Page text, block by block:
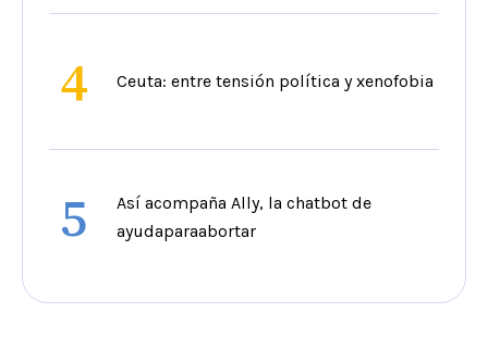
4 Ceuta: entre tensión política y xenofobia
5
Así acompaña Ally, la chatbot de
ayudaparaabortar